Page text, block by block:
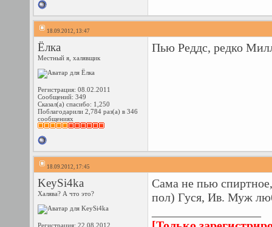
18.09.2012, 13:47
Ёлка
Местный я, халявщик
Регистрация: 08.02.2011
Сообщений: 349
Сказал(а) спасибо: 1,250
Поблагодарили 2,784 раз(а) в 346
сообщениях
Пью Реддс, редко
18.09.2012, 17:45
KeySi4ka
Халява? А что это?
Регистрация: 22.08.2012
Сама не пью
пол) Гуся, Ив. Муж